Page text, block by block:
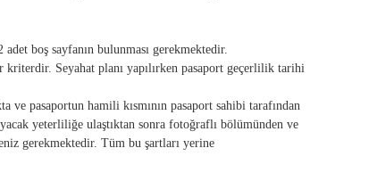
boş sayfanın bulunması gerekmektedir.
Seyahat planı yapılırken pasaport geçerlilik tarihi
ve pasaportun hamili kısmının pasaport sahibi tarafından
yeterliliğe ulaştıktan sonra fotoğraflı bölümünden ve
gerekmektedir. Tüm bu şartları yerine